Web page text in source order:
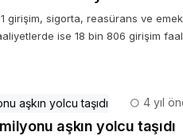
girişim, sigorta, reasürans ve
ise 18 bin 806 girişim
4 yıl
aşkın yolcu taşıdı